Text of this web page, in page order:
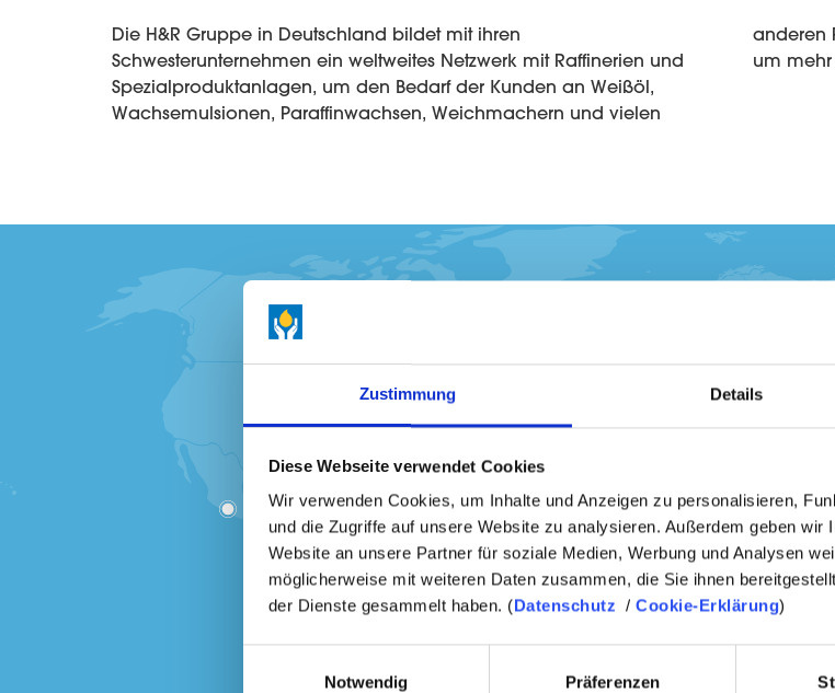
Zustimmung Details
Diese Webseite verwendet Cookies
Wir verwenden Cookies, um Inhalte und Anzeigen zu personalisieren,
und die Zugriffe auf unsere Website zu analysieren. Außerdem geben wir
Website an unsere Partner für soziale Medien, Werbung und Analysen
möglicherweise mit weiteren Daten zusammen, die Sie ihnen
der Dienste gesammelt haben. (Datenschutz / Cookie-Erklärung)
Notwendig
Präferenzen
Die H&R Gruppe in Deutschland bildet mit ihren
Schwesterunternehmen ein weltweites Netzwerk mit Raffinerien und
Spezialproduktanlagen, um den Bedarf der Kunden an Weißöl,
Wachsemulsionen, Paraffinwachsen, Weichmachern und vielen
anderen Produkten zu decken. Klicken Sie auf das gewünschte Werk,
um